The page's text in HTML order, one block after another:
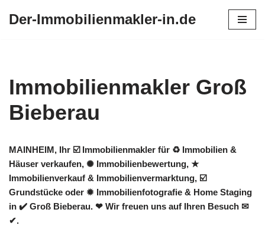
Der-Immobilienmakler-in.de
Immobilienmakler Groß
Bieberau
MAINHEIM, Ihr ☑️ Immobilienmakler für ♻ Immobilien &
Häuser verkaufen, ✺ Immobilienbewertung, ★
Immobilienverkauf & Immobilienvermarktung, ☑️
Grundstücke oder ✹ Immobilienfotografie & Home Staging
in ✔️ Groß Bieberau. ❤ Wir freuen uns auf Ihren Besuch ✉
✔.